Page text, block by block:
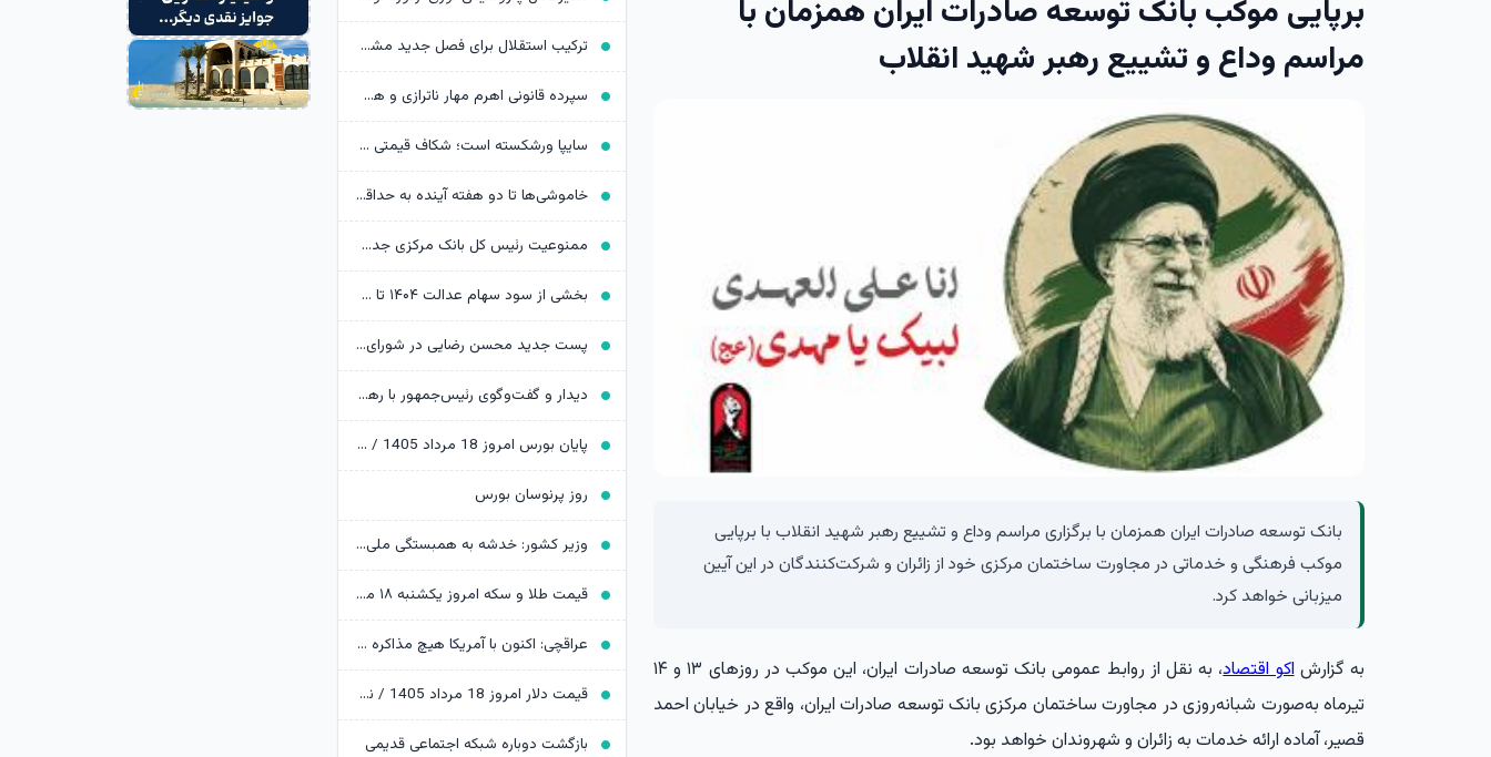
برپایی موکب بانک توسعه صادرات ایران همزمان با
مراسم وداع و تشییع رهبر شهید انقلاب
بانک توسعه صادرات ایران همزمان با برگزاری مراسم وداع و تشییع رهبر شهید انقلاب با برپایی
موکب فرهنگی و خدماتی در مجاورت ساختمان مرکزی خود از زائران و شرکت‌کنندگان در این آیین
میزبانی خواهد کرد.
به گزارشاکو اقتصاد
، به نقل از روابط عمومی بانک توسعه صادرات ایران، این موکب در روزهای ۱۳ و ۱۴
تیرماه به‌صورت شبانه‌روزی در مجاورت ساختمان مرکزی بانک توسعه صادرات ایران، واقع در خیابان احمد
قصیر، آماده ارائه خدمات به زائران و شهروندان خواهد بود.
ترکیب استقلال برای فصل جدید مشخص شد/ معمای بختیاری‌زاده در یک پست مهم
سپرده قانونی اهرم مهار ناترازی و هدایت اعتبار بانکی
سایپا ورشکسته است؛ شکاف قیمتی ۱۶۰۰ همتی در بازار خودرو
خاموشی‌ها تا دو هفته آینده به حداقل می‌رسد/ رعایت عدالت در اعمال محدودیت‌ها
ممنوعیت رئیس کل بانک مرکزی جدی شد؛ پول اضافه نداریم!
بخشی از سود سهام عدالت ۱۴۰۴ تا هفته دولت واریز می‌شود
پست جدید محسن رضایی در شورای عالی امنیت ملی
دیدار و گفت‌وگوی رئیس‌جمهور با رهبر معظم انقلاب درباره مسائل اقتصادی و نظامی کشور
پایان بورس امروز 18 مرداد 1405 / سقف تاریخی ارزش معاملات خرد شکسته شد
روز پرنوسان بورس
وزیر کشور: خدشه به همبستگی ملی گناهی نابخشودنی است
قیمت طلا و سکه امروز یکشنبه ۱۸ مرداد ۱۴۰۵ / اصلاح قیمت‌ها در بازار طلا ادامه دارد
عراقچی: اکنون با آمریکا هیچ مذاکره ای نداریم
قیمت دلار امروز 18 مرداد 1405 / نوسان دلار در کریدور 180 هزار تومانی
بازگشت دوباره شبکه اجتماعی قدیمی